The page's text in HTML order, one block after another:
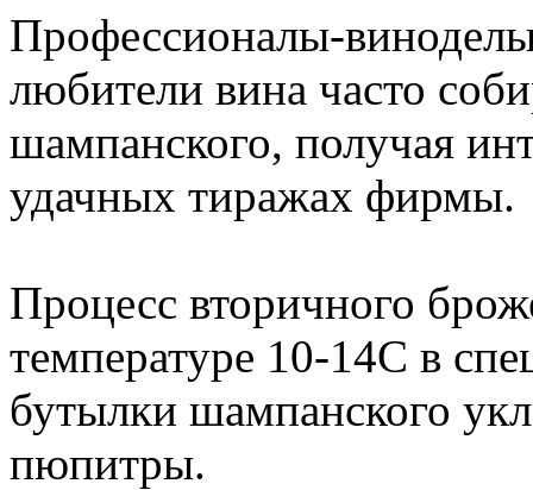
Профессионалы-
любители вина часто
шампанского, получая
удачных тиражах фирмы.
Процесс вторичного
температуре 10-14C в
бутылки шампанского
пюпитры.